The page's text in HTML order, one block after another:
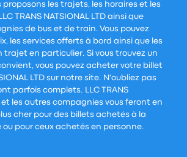
proposons les trajets, les horaires et les
TRANS NATSIONAL LTD ainsi que
de bus et de train. Vous pouvez
les services offerts à bord ainsi que les
trajet en particulier. Si vous trouvez un
vous pouvez acheter votre billet
LTD sur notre site. N'oubliez pas
parfois complets. LLC TRANS
et les autres compagnies vous feront en
cher pour des billets achetés à la
pour ceux achetés en personne.